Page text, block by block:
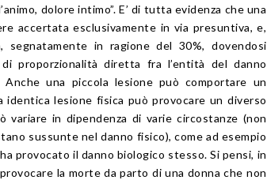
dolore intimo”. E’ di tutta evidenza che una
accertata esclusivamente in via presuntiva, e,
in ragione del 30%, dovendosi
proporzionalità diretta fra l’entità del danno
una piccola lesione può comportare un
lesione fisica può provocare un diverso
variare in dipendenza di varie circostanze (non
sussunte nel danno fisico), come ad esempio
provocato il danno biologico stesso. Si pensi, in
la morte da parto di una donna che non